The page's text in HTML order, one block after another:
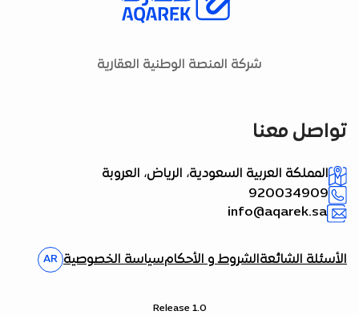
شركة المنصة الوطنية العقارية
تواصل معنا
المملكة العربية السعودية، الرياض، العروبة
920034909
info@aqarek.sa
الأسئلة الشائعةالشروط و الأحكامسياسة الخصوصية AR
Release 1.0